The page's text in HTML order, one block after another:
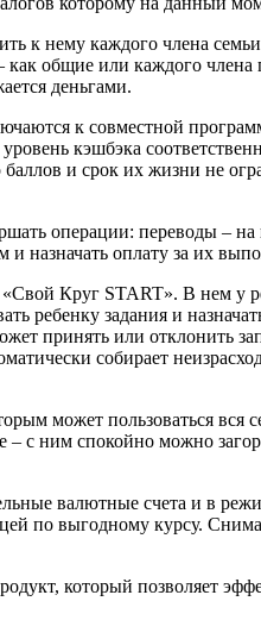
к нему каждого члена
общие или каждого члена
деньгами.
к совместной
кэшбэка
и срок их жизни не
операции: переводы –
и назначать оплату за их
Круг START». В нем у
ребенку задания и
принять или отклонить
собирает
может пользоваться
– с ним спокойно можно
валютные счета и в
по выгодному курсу.
который позволяет